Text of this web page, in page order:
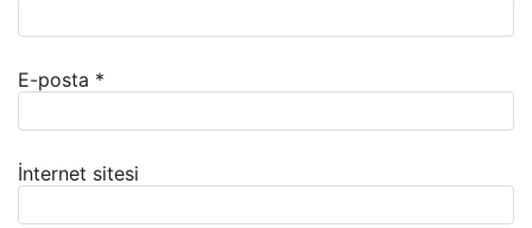
E-posta *
İnternet sitesi